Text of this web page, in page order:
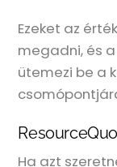
Ezeket az
megadni, és
ütemezi be a
Ha azt